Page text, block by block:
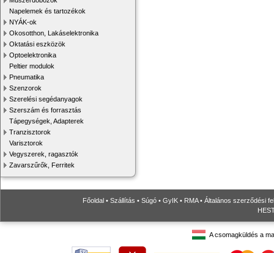
Napelemek és tartozékok
NYÁK-ok
Okosotthon, Lakáselektronika
Oktatási eszközök
Optoelektronika
Peltier modulok
Pneumatika
Szenzorok
Szerelési segédanyagok
Szerszám és forrasztás
Tápegységek, Adapterek
Tranzisztorok
Varisztorok
Vegyszerek, ragasztók
Zavarszűrők, Ferritek
Főoldal • Szállítás • Súgó • GyIK • RMA• Általános szerződési
A csomagküldés a